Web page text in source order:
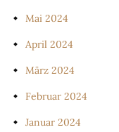
Mai 2024
April 2024
März 2024
Februar 2024
Januar 2024